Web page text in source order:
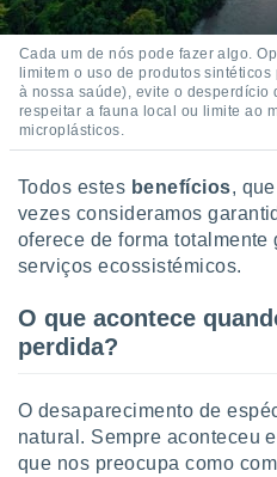
utilizar
criar
medir
da
dos
os
ou
fontes,
e melhorar
Cada um de nós pode fazer algo.
limitem o uso de produtos
à nossa saúde), evite o desperdício
respeitar a fauna local ou limite ao
microplásticos.
Todos estes benefícios,
vezes consideramos
oferece de forma
serviços ecossistémicos.
O que acontece
perdida?
O desaparecimento de
natural. Sempre aconteceu
que nos preocupa como